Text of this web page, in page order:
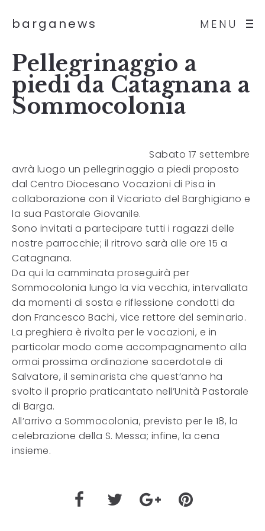
MENU
barganews
Pellegrinaggio a
piedi da Catagnana a
Sommocolonia
Sabato 17 settembre
avrà luogo un pellegrinaggio a piedi proposto
dal Centro Diocesano Vocazioni di Pisa in
collaborazione con il Vicariato del Barghigiano e
la sua Pastorale Giovanile.
Sono invitati a partecipare tutti i ragazzi delle
nostre parrocchie; il ritrovo sarà alle ore 15 a
Catagnana.
Da qui la camminata proseguirà per
Sommocolonia lungo la via vecchia, intervallata
da momenti di sosta e riflessione condotti da
don Francesco Bachi, vice rettore del seminario.
La preghiera è rivolta per le vocazioni, e in
particolar modo come accompagnamento alla
ormai prossima ordinazione sacerdotale di
Salvatore, il seminarista che quest’anno ha
svolto il proprio praticantato nell’Unità Pastorale
di Barga.
All’arrivo a Sommocolonia, previsto per le 18, la
celebrazione della S. Messa; infine, la cena
insieme.